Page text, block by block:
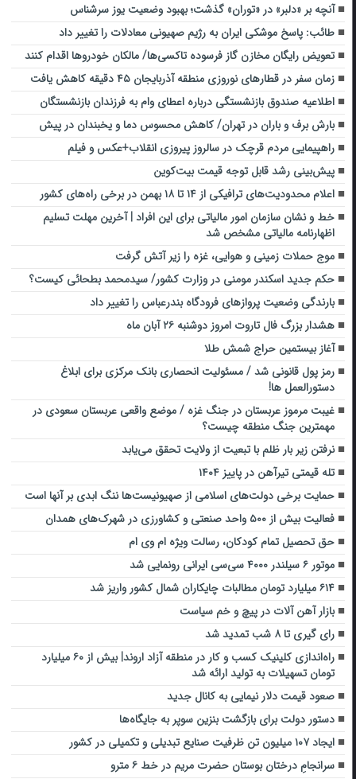
آنچه بر «دلبر» در «توران» گذشت؛ بهبود وضعیت یوز سرشناس
طائب: پاسخ موشکی ایران به رژیم صهیونی معادلات را تغییر داد
تعویض رایگان مخازن گاز فرسوده تاکسی‌ها/ مالکان خودروها اقدام کنند
زمان سفر در قطارهای نوروزی منطقه آذربایجان ۴۵ دقیقه کاهش یافت
اطلاعیه صندوق بازنشستگی درباره اعطای وام به فرزندان بازنشستگان
بارش برف و باران در تهران/ کاهش محسوس دما و یخبندان در پیش
راهپیمایی مردم قرچک در سالروز پیروزی انقلاب+عکس و فیلم
پیش‌بینی رشد قابل ‌توجه قیمت بیت‌کوین
اعلام محدودیت‌های ترافیکی از ۱۴ تا ۱۸ بهمن‌ در برخی راه‌های کشور
خط و نشان سازمان امور مالیاتی برای این افراد | آخرین مهلت تسلیم
اظهارنامه مالیاتی مشخص شد
موج حملات زمینی و هوایی، غزه را زیر آتش گرفت
حکم جدید اسکندر مومنی در وزارت کشور/ سیدمحمد بطحائی کیست؟
بارندگی وضعیت پروازهای فرودگاه بندرعباس را تغییر داد
هشدار بزرگ فال تاروت امروز دوشنبه ۲۶ آبان ماه
آغاز بیستمین حراج شمش طلا
رمز پول قانونی شد / مسئولیت انحصاری بانک مرکزی برای ابلاغ
دستورالعمل ها!
غیبت مرموز عربستان در جنگ غزه / موضع واقعی عربستان سعودی در
مهمترین جنگ منطقه چیست؟
نرفتن زیر بار ظلم با تبعیت از ولایت تحقق می‌یابد
تله قیمتی تیرآهن در پاییز ۱۴۰۴
حمایت برخی دولت‌های اسلامی از صهیونیست‌ها ننگ ابدی بر آنها است
فعالیت بیش از ۵۰۰ واحد صنعتی و کشاورزی در شهرک‌های همدان
حق تحصیل تمام کودکان، رسالت ویژه ام وی ام
موتور ۶ سیلندر ۴۰۰۰ سی‌سی ایرانی رونمایی شد
۶۱۴ میلیارد تومان مطالبات چایکاران شمال کشور واریز شد
بازار آهن آلات در پیچ و خم سیاست
رای گیری تا ۸ شب تمدید شد
راه‌اندازی کلینیک کسب و کار در منطقه آزاد اروند| بیش از ۶۰ میلیارد
تومان تسهیلات به تولید ارائه شد
صعود قیمت دلار نیمایی به کانال جدید
دستور دولت برای بازگشت بنزین سوپر به جایگاه‌ها
ایجاد ۱۰۷ میلیون تن ظرفیت صنایع تبدیلی و تکمیلی در کشور
سرانجامِ درختان بوستان حضرت مریم در خط ۶ مترو